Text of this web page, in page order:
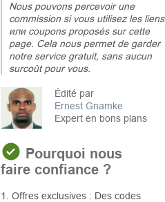
Nous pouvons percevoir une
commission si vous utilisez les liens
или coupons proposés sur cette
page. Cela nous permet de garder
notre service gratuit, sans aucun
surcoût pour vous.
Édité par
Ernest Gnamke
Expert en bons plans
Pourquoi nous
faire confiance ?
1. Offres exclusives : Des codes